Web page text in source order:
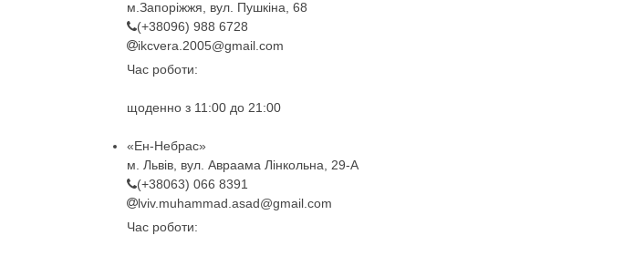
м.Запоріжжя, вул. Пушкіна, 68
(+38096) 988 6728
ikcvera.2005@gmail.com
Час роботи:
щоденно з 11:00 до 21:00
«Ен-Небрас»
м. Львів, вул. Авраама Лінкольна, 29-А
(+38063) 066 8391
lviv.muhammad.asad@gmail.com
Час роботи: